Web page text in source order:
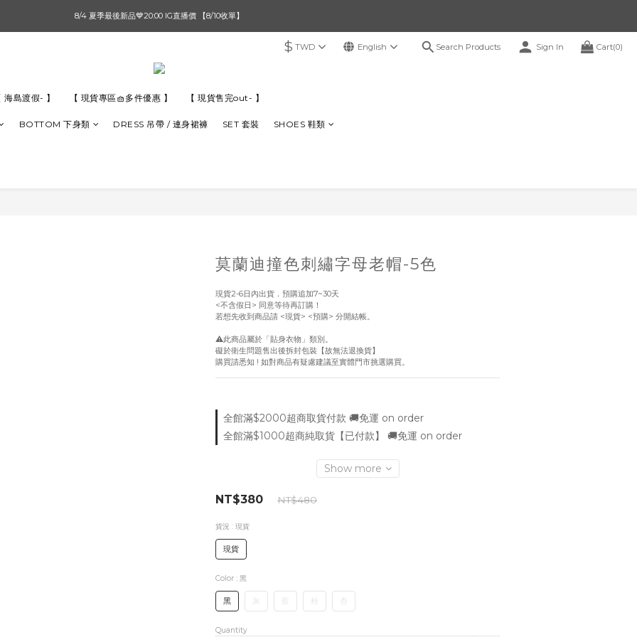
單筆滿$1000【先付款】 / 滿$2000【超取付款】 🚚免運費
8/4 夏季最後新品💙20:00 IG直播價 【8/10收單】
$ TWD English Search Products Sign In Cart(0)
海島渡假- 】 【 現貨專區🧺多件優惠 】 【 現貨售完out- 】
BOTTOM 下身類 DRESS 吊帶 / 連身裙褲 SET 套裝 SHOES 鞋類
莫蘭迪撞色刺繡字母老帽-5色
現貨2-6日內出貨．預購追加7~30天
<不含假日> 同意等待再訂購！
若想先收到商品請 <現貨> <預購> 分開結帳。
⚠️此商品屬於「貼身衣物」類別。
礙於衛生問題售出後拆封包裝【故無法退換貨】
購買請悉知 ! 如對商品有疑慮建議至實體門市挑選購買。
全館滿$2000超商取貨付款 🚚免運 on order
全館滿$1000超商純取貨【已付款】 🚚免運 on order
Show more
NT$380 NT$480
貨況 : 現貨
現貨
Color : 黑
黑 灰 杏
Quantity